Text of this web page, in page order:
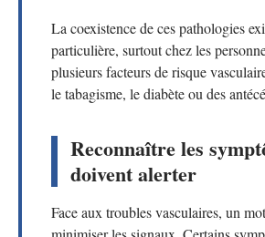
La coexistence de ces pathologies
particulière, surtout chez les
plusieurs facteurs de risque
le tabagisme, le diabète ou des
Reconnaître les
doivent alerter
Face aux troubles vasculaires, un